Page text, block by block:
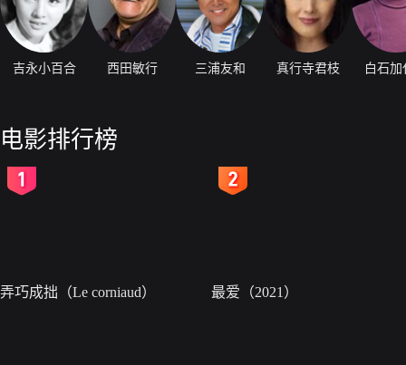
吉永小百合 西田敏行 三浦友和 真行寺君枝 白石加
电影排行榜
弄巧成拙（Le corniaud） 最爱（2021）